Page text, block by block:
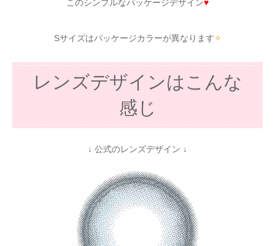
このシンプルなパッケージデザイン♥
Sサイズはパッケージカラーが異なります✧
レンズデザインはこんな
感じ
↓ 公式のレンズデザイン ↓